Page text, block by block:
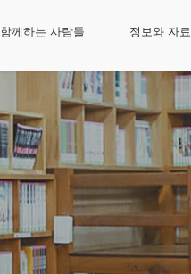
함께하는 사람들 정보와 자료